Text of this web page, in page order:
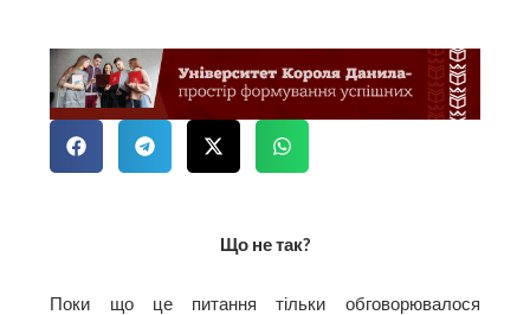
Що не так?
Поки що це питання тільки обговорювалося